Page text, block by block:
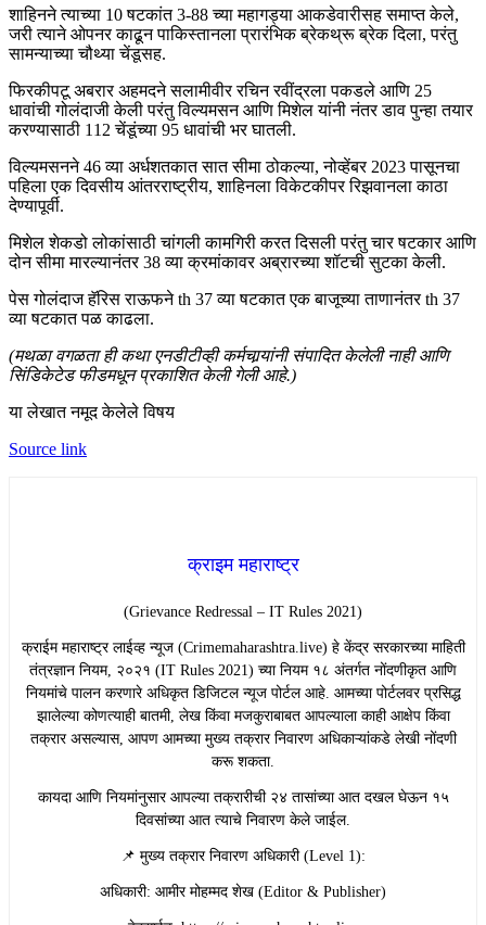
शाहिनने त्याच्या 10 षटकांत 3-88 च्या महागड्या आकडेवारीसह समाप्त केले,
जरी त्याने ओपनर काढून पाकिस्तानला प्रारंभिक ब्रेकथ्रू ब्रेक दिला, परंतु
सामन्याच्या चौथ्या चेंडूसह.
फिरकीपटू अबरार अहमदने सलामीवीर रचिन रवींद्रला पकडले आणि 25
धावांची गोलंदाजी केली परंतु विल्यमसन आणि मिशेल यांनी नंतर डाव पुन्हा तयार
करण्यासाठी 112 चेंडूंच्या 95 धावांची भर घातली.
विल्यमसनने 46 व्या अर्धशतकात सात सीमा ठोकल्या, नोव्हेंबर 2023 पासूनचा
पहिला एक दिवसीय आंतरराष्ट्रीय, शाहिनला विकेटकीपर रिझवानला काठा
देण्यापूर्वी.
मिशेल शेकडो लोकांसाठी चांगली कामगिरी करत दिसली परंतु चार षटकार आणि
दोन सीमा मारल्यानंतर 38 व्या क्रमांकावर अब्रारच्या शॉटची सुटका केली.
पेस गोलंदाज हॅरिस राऊफने th 37 व्या षटकात एक बाजूच्या ताणानंतर th 37
व्या षटकात पळ काढला.
(मथळा वगळता ही कथा एनडीटीव्ही कर्मचार्‍यांनी संपादित केलेली नाही आणि
सिंडिकेटेड फीडमधून प्रकाशित केली गेली आहे.)
या लेखात नमूद केलेले विषय
Source link
क्राइम महाराष्ट्र
(Grievance Redressal – IT Rules 2021)
​क्राईम महाराष्ट्र लाईव्ह न्यूज (Crimemaharashtra.live) हे केंद्र सरकारच्या माहिती
तंत्रज्ञान नियम, २०२१ (IT Rules 2021) च्या नियम १८ अंतर्गत नोंदणीकृत आणि
नियमांचे पालन करणारे अधिकृत डिजिटल न्यूज पोर्टल आहे. आमच्या पोर्टलवर प्रसिद्ध
झालेल्या कोणत्याही बातमी, लेख किंवा मजकुराबाबत आपल्याला काही आक्षेप किंवा
तक्रार असल्यास, आपण आमच्या मुख्य तक्रार निवारण अधिकाऱ्यांकडे लेखी नोंदणी
करू शकता.
​कायदा आणि नियमांनुसार आपल्या तक्रारीची २४ तासांच्या आत दखल घेऊन १५
दिवसांच्या आत त्याचे निवारण केले जाईल.
​📌 मुख्य तक्रार निवारण अधिकारी (Level 1):
​अधिकारी: आमीर मोहम्मद शेख (Editor & Publisher)